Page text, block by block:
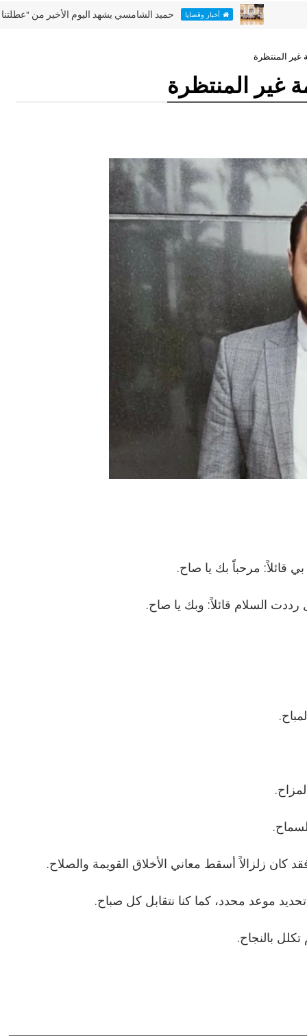
أخبار وقضايا حميد الشامسي يشهد اليوم الأخير من "عطلتنا غير" في
المنتظرة
غير المنتظرة
قائلاً: مرحباً بك يا صاح.
السلام قائلاً: وبك يا صاح.
زلزالاً أسقط معاني الأخلاق القويمة والصلاح.
موعد محدد، كما كنا نتقابل كل صباح.
بالنجاح.